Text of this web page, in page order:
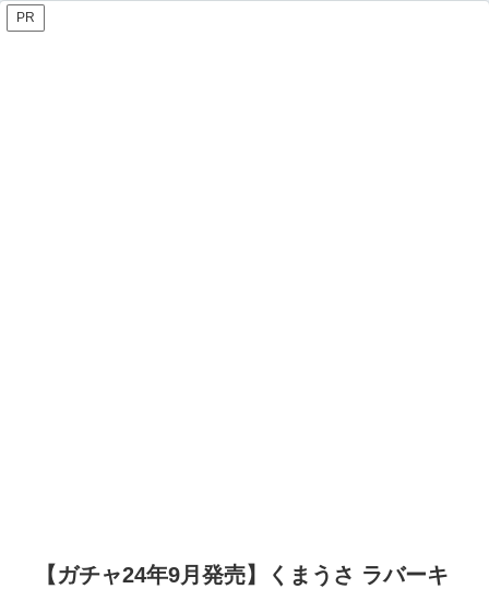
PR
【ガチャ24年9月発売】くまうさ ラバーキ